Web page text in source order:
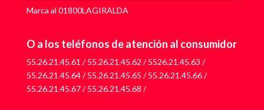
Marca al 01800LAGIRALDA
O a los teléfonos de atención al consumidor
55.26.21.45.61 /55.26.21.45.62 /5526.21.45.63 /
55.26.21.45.64/55.26.21.45.65 /55.26.21.45.66/
55.26.21.45.67/55.26.21.45.68 /